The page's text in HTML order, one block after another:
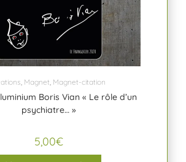
, Magnet, Magnet-citation
Boris Vian « Le rôle d’un
psychiatre… »
5,00€